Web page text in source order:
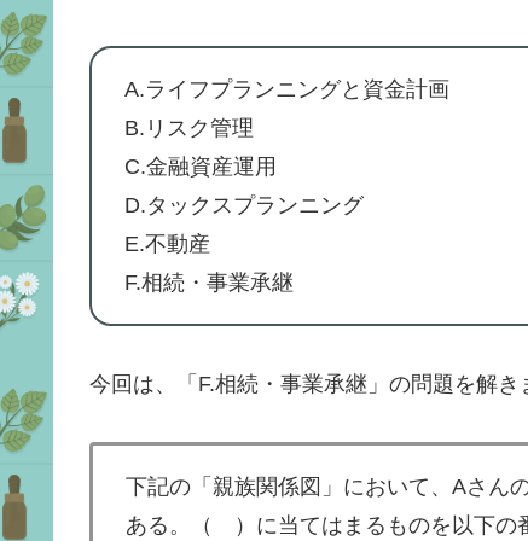
A.ライフプランニングと資金計画
B.リスク管理
C.金融資産運用
D.タックスプランニング
E.不動産
F.相続・事業承継
今回は、「F.相続・事業承継」の問題を解き
下記の「親族関係図」において、Aさ
ある。（ ）に当てはまるものを以下の